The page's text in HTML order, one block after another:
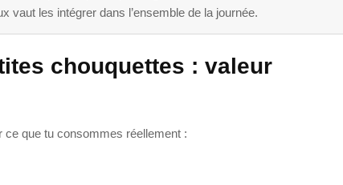
vaut les intégrer dans l’ensemble de la journée.
chouquettes : valeur
ce que tu consommes réellement :